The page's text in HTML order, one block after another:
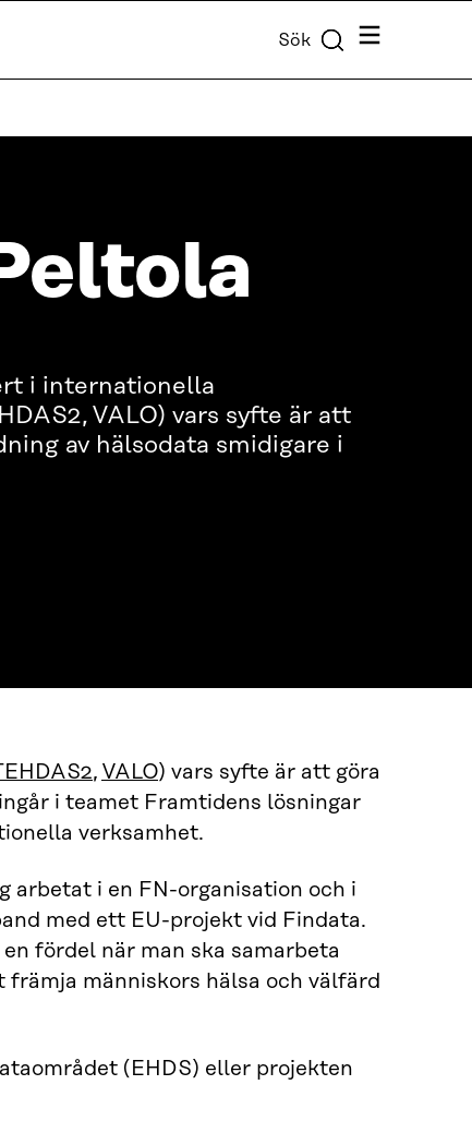
Sök Meny
i internationella
VALO) vars syfte är att
av hälsodata smidigare i
, VALO) vars syfte är att göra
i teamet Framtidens lösningar
verksamhet.
arbetat i en FN-organisation och i
med ett EU-projekt vid Findata.
fördel när man ska samarbeta
människors hälsa och välfärd
(EHDS) eller projekten